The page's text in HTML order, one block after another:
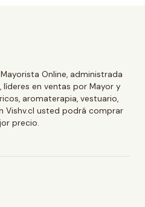
Online, administrada
en ventas por Mayor y
aromaterapia, vestuario,
Vishv.cl usted podrá comprar
precio.